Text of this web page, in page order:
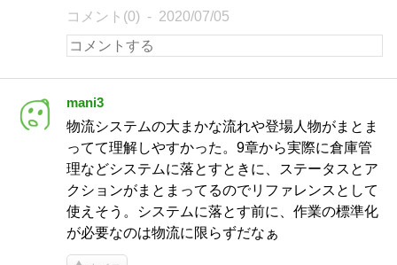
コメント(0) 2020/07/05
mani3
物流システムの大まかな流れや登場人物がまとま
ってて理解しやすかった。9章から実際に倉庫管
理などシステムに落とすときに、ステータスとア
クションがまとまってるのでリファレンスとして
使えそう。システムに落とす前に、作業の標準化
が必要なのは物流に限らずだなぁ